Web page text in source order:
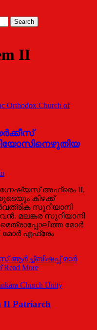
II
Orthodox Church of
ഇഗ്നേഷ്യസ് അഫ്രെം II,
കിഴക്ക്
സുറിയാനി
മലങ്കര സുറിയാനി
മോർ
എഫ്രേം
ആര്‍ച്ച്ബിഷപ്പ് മാര്‍
Read More
Church Unity
II Patriarch